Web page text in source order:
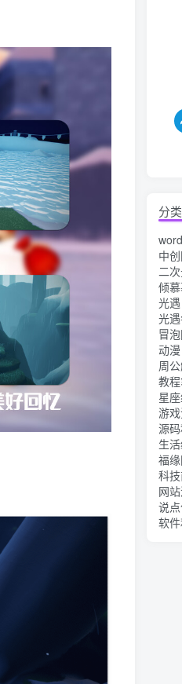
分类
中
二
倾
光遇
光
冒
动漫
周
教
星
游
源
生
福
科
网
说
软